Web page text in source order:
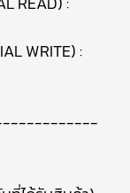
WRITE) :